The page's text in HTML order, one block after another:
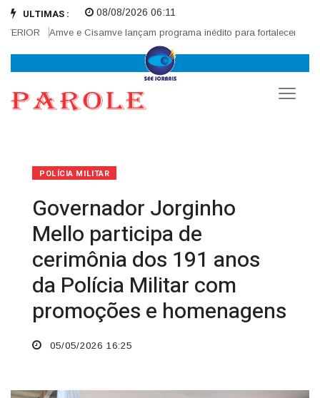
ULTIMAS :
Amve e Cisamve lançam programa inédito para fortalecer
08/08/2026 06:11
POLÍCIA MILITAR
Governador Jorginho
Mello participa de
cerimônia dos 191 anos
da Polícia Militar com
promoções e homenagens
05/05/2026 16:25